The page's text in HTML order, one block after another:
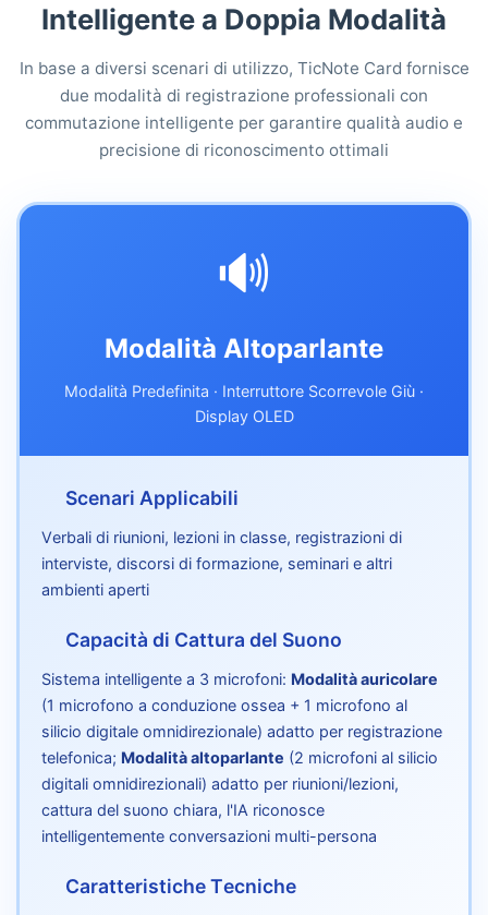
Intelligente a Doppia Modalità
In base a diversi scenari di utilizzo, TicNote Card fornisce
due modalità di registrazione professionali con
commutazione intelligente per garantire qualità audio e
precisione di riconoscimento ottimali
🔊
Modalità Altoparlante
Modalità Predefinita · Interruttore Scorrevole Giù ·
Display OLED
Scenari Applicabili
Verbali di riunioni, lezioni in classe, registrazioni di
interviste, discorsi di formazione, seminari e altri
ambienti aperti
Capacità di Cattura del Suono
Sistema intelligente a 3 microfoni: Modalità auricolare
(1 microfono a conduzione ossea + 1 microfono al
silicio digitale omnidirezionale) adatto per registrazione
telefonica; Modalità altoparlante (2 microfoni al silicio
digitali omnidirezionali) adatto per riunioni/lezioni,
cattura del suono chiara, l'IA riconosce
intelligentemente conversazioni multi-persona
Caratteristiche Tecniche